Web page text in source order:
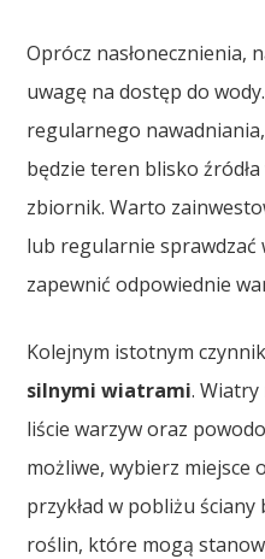
Oprócz nasłonecznienia,
uwagę na dostęp do
regularnego
będzie teren blisko
zbiornik. Warto
lub regularnie sprawdzać
zapewnić odpowiednie
Kolejnym istotnym
silnymi wiatrami.
liście warzyw oraz
możliwe, wybierz miejsce
przykład w pobliżu
roślin, które mogą